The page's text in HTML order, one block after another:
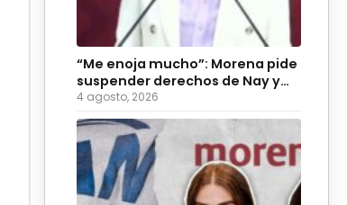
“Me enoja mucho”: Morena pide
suspender derechos de Nay y
Palomares
4 agosto, 2026